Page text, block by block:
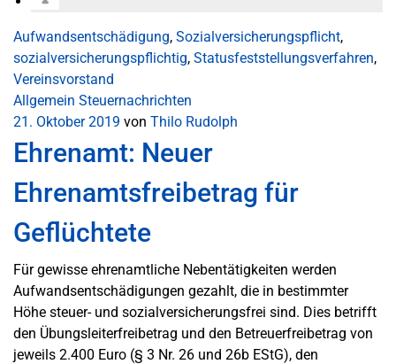
Aufwandsentschädigung, Sozialversicherungspflicht,
sozialversicherungspflichtig, Statusfeststellungsverfahren,
Vereinsvorstand
Allgemein Steuernachrichten
21. Oktober 2019 von Thilo Rudolph
Ehrenamt: Neuer
Ehrenamtsfreibetrag für
Geflüchtete
Für gewisse ehrenamtliche Nebentätigkeiten werden
Aufwandsentschädigungen gezahlt, die in bestimmter
Höhe steuer- und sozialversicherungsfrei sind. Dies betrifft
den Übungsleiterfreibetrag und den Betreuerfreibetrag von
jeweils 2.400 Euro (§ 3 Nr. 26 und 26b EStG), den